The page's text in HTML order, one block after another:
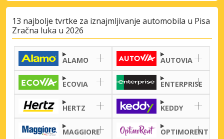
Posebni popusti
Pristupite ekskluzivnim ponudama naših
dobavljača
13 najbolje tvrtke za iznajmljivanje automobila u Pisa
Zračna luka u 2026
ALAMO AUTOVIA
ECOVIA ENTERPRISE
HERTZ KEDDY
MAGGIORE OPTIMORENT